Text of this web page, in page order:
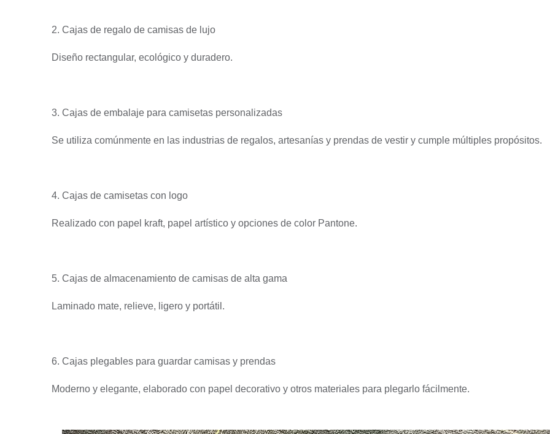
2. Cajas de regalo de camisas de lujo
Diseño rectangular, ecológico y duradero.
3. Cajas de embalaje para camisetas personalizadas
Se utiliza comúnmente en las industrias de regalos, artesanías y prendas de vestir y cumple múltiples propósitos.
4. Cajas de camisetas con logo
Realizado con papel kraft, papel artístico y opciones de color Pantone.
5. Cajas de almacenamiento de camisas de alta gama
Laminado mate, relieve, ligero y portátil.
6. Cajas plegables para guardar camisas y prendas
Moderno y elegante, elaborado con papel decorativo y otros materiales para plegarlo fácilmente.